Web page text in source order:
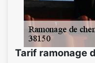
Tarif ramonage